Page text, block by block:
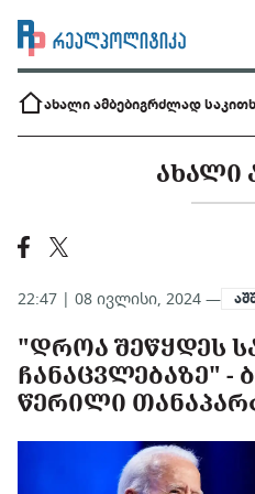
ახალი ამბებიგრძლად
ᲐᲮᲐᲚᲘ
22:47 | 08 ივლისი, 2024 —
"ᲓᲠᲝᲐ ᲨᲔᲬᲧᲓᲔᲡ
ᲩᲐᲜᲐᲪᲕᲚᲔᲑᲐᲖᲔ" -
ᲬᲔᲠᲘᲚᲘ